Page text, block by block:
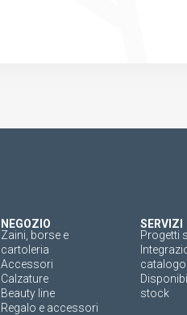
NEGOZIO
Zaini, borse e
cartoleria
Accessori
Calzature
Beauty line
Regalo e accessori
SERVIZI
Progetti
stock